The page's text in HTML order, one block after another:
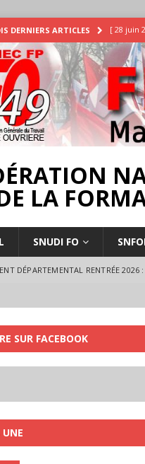
DERNIERS ARTICLES [ 28 juin
[ 25 juin
[ 17
18 juillet
LA
SNUDI FO
DÉPARTEMENTAL RENTRÉE
SUR FACEBOOK